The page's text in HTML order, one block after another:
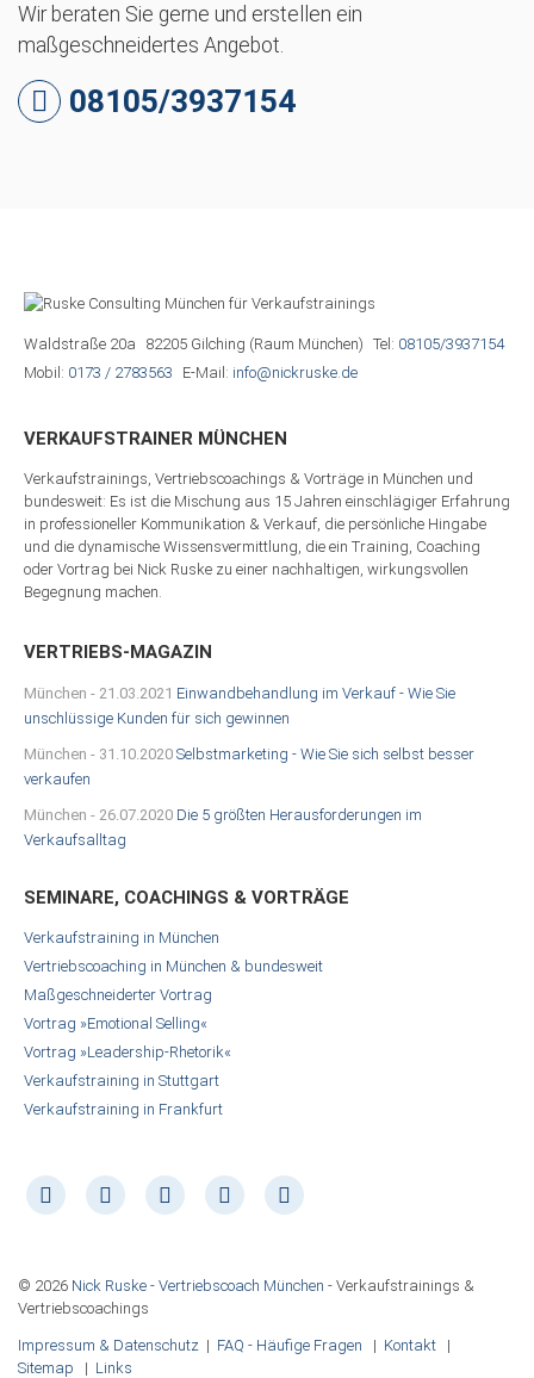
Wir beraten Sie gerne und erstellen ein
maßgeschneidertes Angebot.
08105/3937154
Waldstraße 20a 82205 Gilching (Raum München) Tel: 08105/3937154
Mobil: 0173 / 2783563 E-Mail: info@nickruske.de
VERKAUFSTRAINER MÜNCHEN
Verkaufstrainings, Vertriebscoachings & Vorträge in München und
bundesweit: Es ist die Mischung aus 15 Jahren einschlägiger Erfahrung
in professioneller Kommunikation & Verkauf, die persönliche Hingabe
und die dynamische Wissensvermittlung, die ein Training, Coaching
oder Vortrag bei Nick Ruske zu einer nachhaltigen, wirkungsvollen
Begegnung machen.
VERTRIEBS-MAGAZIN
München - 21.03.2021 Einwandbehandlung im Verkauf - Wie Sie
unschlüssige Kunden für sich gewinnen
München - 31.10.2020 Selbstmarketing - Wie Sie sich selbst besser
verkaufen
München - 26.07.2020 Die 5 größten Herausforderungen im
Verkaufsalltag
SEMINARE, COACHINGS & VORTRÄGE
Verkaufstraining in München
Vertriebscoaching in München & bundesweit
Maßgeschneiderter Vortrag
Vortrag »Emotional Selling«
Vortrag »Leadership-Rhetorik«
Verkaufstraining in Stuttgart
Verkaufstraining in Frankfurt
© 2026 Nick Ruske - Vertriebscoach München - Verkaufstrainings &
Vertriebscoachings
Impressum & Datenschutz | FAQ - Häufige Fragen | Kontakt |
Sitemap | Links